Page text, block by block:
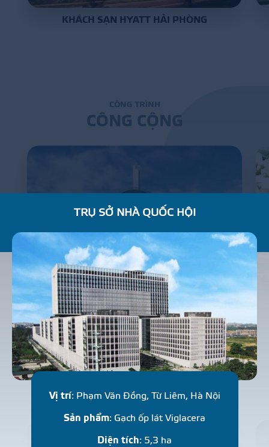
KHÁCH SẠN HYATT HẢI PHÒNG
CÔNG TRÌN H
CÔNG CỘNG
BẢO TÀNG LỊCH SỬ QUÂN SỰ VIỆT NAM
NHÀ Ở
TRỤ SỞ NHÀ QUỐC HỘI
Vị trí: Phạm Văn Đồng, Từ Liêm, Hà Nội
Sản phẩm: Gạch ốp lát Viglacera
Diện tích: 5,3 ha